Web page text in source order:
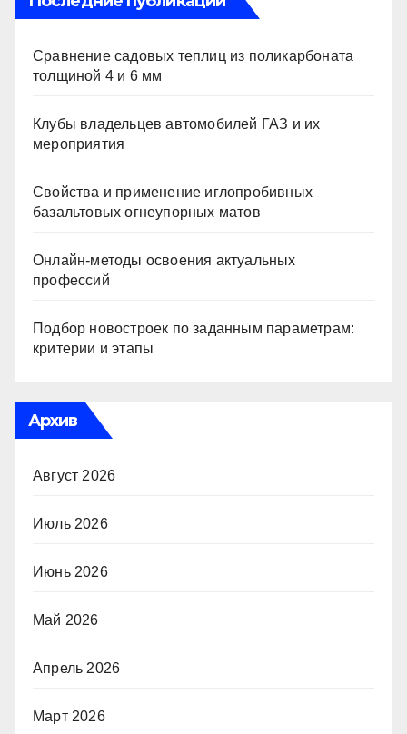
Сравнение садовых теплиц из поликарбоната
толщиной 4 и 6 мм
Клубы владельцев автомобилей ГАЗ и их
мероприятия
Свойства и применение иглопробивных
базальтовых огнеупорных матов
Онлайн-методы освоения актуальных
профессий
Подбор новостроек по заданным параметрам:
критерии и этапы
Архив
Август 2026
Июль 2026
Июнь 2026
Май 2026
Апрель 2026
Март 2026